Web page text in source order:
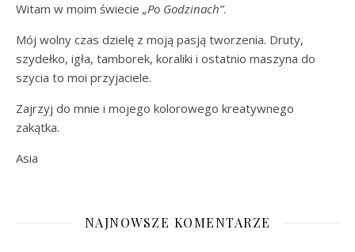
Witam w moim świecie „Po Godzinach”.
Mój wolny czas dzielę z moją pasją tworzenia. Druty,
szydełko, igła, tamborek, koraliki i ostatnio maszyna do
szycia to moi przyjaciele.
Zajrzyj do mnie i mojego kolorowego kreatywnego
zakątka.
Asia
NAJNOWSZE KOMENTARZE